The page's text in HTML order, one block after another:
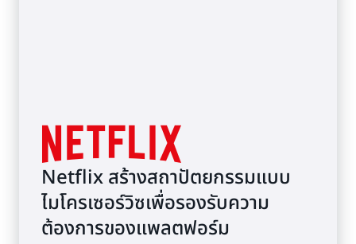
Netflix สร้างสถาปัตยกรรมแบบ
ไมโครเซอร์วิซเพื่อรองรับความ
ต้องการของแพลตฟอร์ม